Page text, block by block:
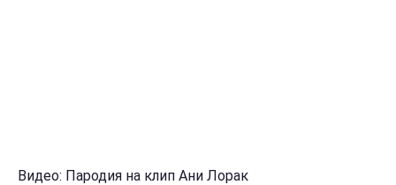
Видео: Пародия на клип Ани Лорак